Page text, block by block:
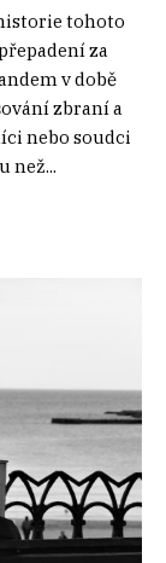
tohoto
za
v době
zbraní a
nebo soudci
než...